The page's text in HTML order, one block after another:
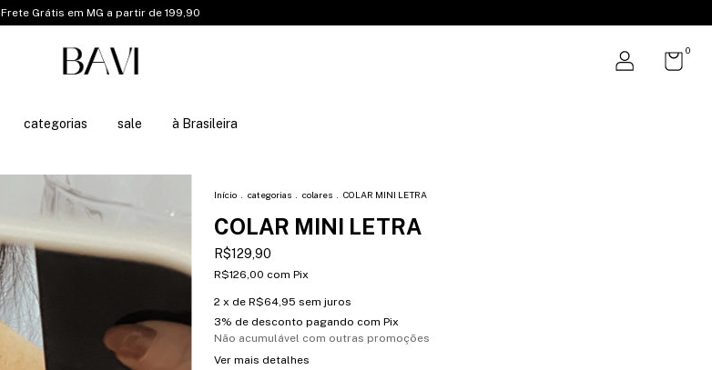
Frete Grátis em MG a partir de 199,90
0
categorias sale à Brasileira
Início categorias colares COLAR MINI LETRA
COLAR MINI LETRA
R$129,90
R$126,00 com Pix
2 x de R$64,95 sem juros
3% de desconto pagando com Pix
Não acumulável com outras promoções
Ver mais detalhes